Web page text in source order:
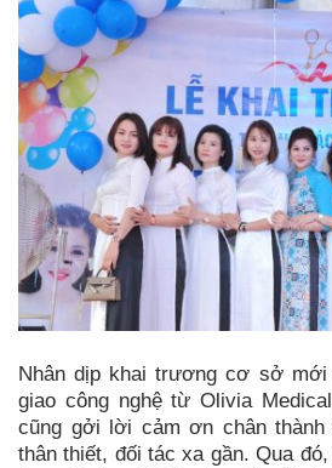
Nhân dịp khai trương cơ sở mới
giao công nghệ từ Olivia
cũng gởi lời cảm ơn chân thành
thân thiết, đối tác xa gần. Qua